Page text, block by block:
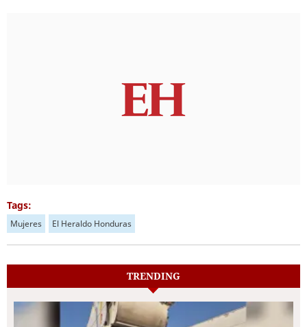
Tags:
Mujeres El Heraldo Honduras
TRENDING